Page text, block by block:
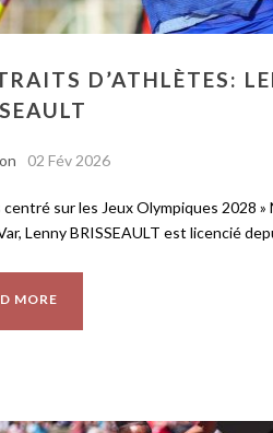
D’ATHLÈTES:
02 Fév 2026
centré sur les Jeux Olympiques 2028 »
Lenny BRISSEAULT est licencié
MORE